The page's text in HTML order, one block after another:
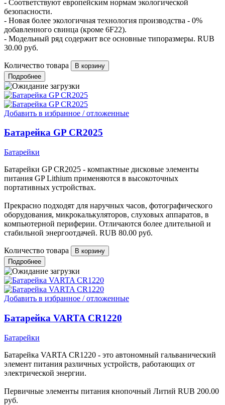
- Cоответствуют европейским нормам экологической
безопасности.
- Новая более экологичная технология производства - 0%
добавленного свинца (кроме 6F22).
- Модельный ряд содержит все основные типоразмеры. RUB
30.00 руб.
Количество товара
Подробнее
Добавить в избранное / отложенные
Батарейка GP CR2025
Батарейки
Батарейки GP CR2025 - компактные дисковые элементы
питания GP Lithium применяются в высокоточных
портативных устройствах.
Прекрасно подходят для наручных часов, фотографического
оборудования, микрокалькуляторов, слуховых аппаратов, в
компьютерной периферии. Отличаются более длительной и
стабильной энергоотдачей. RUB 80.00 руб.
Количество товара
Подробнее
Добавить в избранное / отложенные
Батарейка VARTA CR1220
Батарейки
Батарейка VARTA CR1220 - это автономный гальванический
элемент питания различных устройств, работающих от
электрической энергии.
Первичные элементы питания кнопочный Литий RUB 200.00
руб.